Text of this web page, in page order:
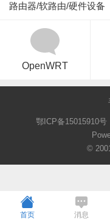
路由器/软路由/硬件设备
OpenWRT
鄂ICP备15015910号
©
首页 消息